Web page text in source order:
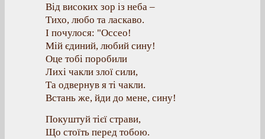
Від високих зор із неба –
Тихо, любо та ласкаво.
І почулося: "Оссео!
Мій єдиний, любий сину!
Оце тобі поробили
Лихі чакли злої сили,
Та одвернув я ті чакли.
Встань же, йди до мене, сину!
Покуштуй тієї страви,
Що стоїть перед тобою.